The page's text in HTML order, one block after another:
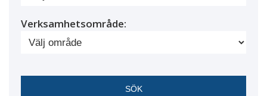
Verksamhetsområde: